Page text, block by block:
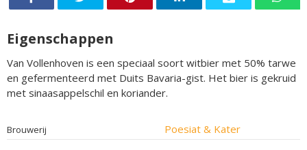
Eigenschappen
Van Vollenhoven is een speciaal soort witbier met 50% tarwe
en gefermenteerd met Duits Bavaria-gist. Het bier is gekruid
met sinaasappelschil en koriander.
Brouwerij Poesiat & Kater